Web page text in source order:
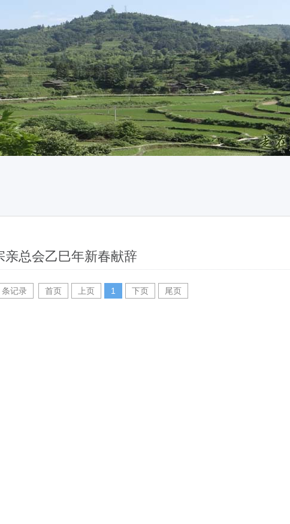
总会乙巳年新春献辞
条记录 首页 上页 1 下页 尾页